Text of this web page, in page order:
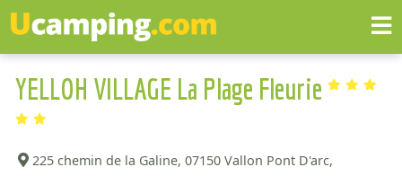
YELLOH VILLAGE La Plage Fleurie
225 chemin de la Galine, 07150 Vallon Pont D'arc,